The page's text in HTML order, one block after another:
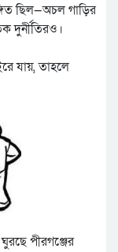
ছিল—অচল গাড়ির
দুর্নীতিরও।
যায়, তাহলে
পীরগঞ্জের